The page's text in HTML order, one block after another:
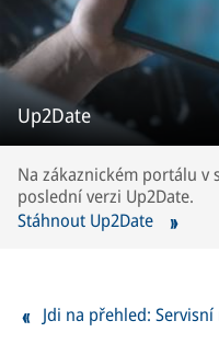
Up2Date
Na zákaznickém portálu v
poslední verzi Up2Date.
Stáhnout Up2Date
Jdi na přehled: